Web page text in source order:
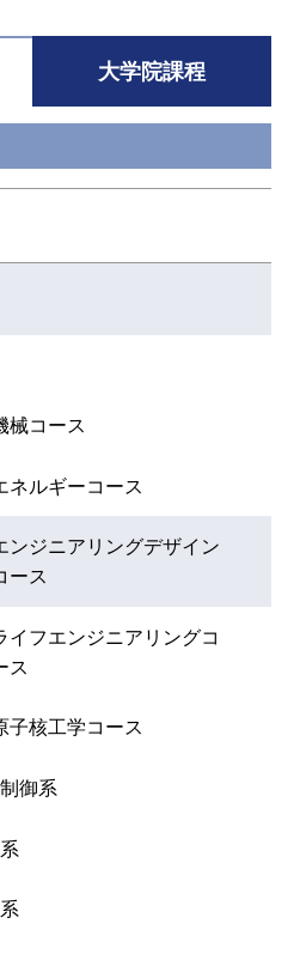
大学院課程
理学コース
化学コース
エネルギーコース
地球惑星科学コース
械コース
ネルギーコース
ンジニアリングデザイン
ース
イフエンジニアリングコ
ス
子核工学コース
御系
ステム制御コース
ンジニアリングデザイン
気電子コース